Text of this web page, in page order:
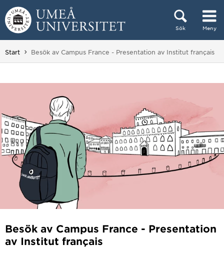
Hoppa direkt till innehållet
Sök Meny
Huvudmenyn dold.
Start Du är här:
Besök av Campus France - Presentation av Institut français
Besök av Campus France - Presentation
av Institut français